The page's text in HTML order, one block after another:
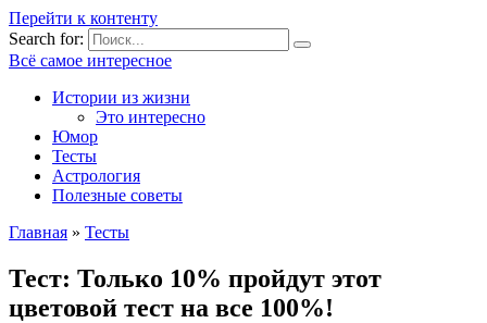
Перейти к контенту
Search for:
Всё самое интересное
Истории из жизни
Это интересно
Юмор
Тесты
Астрология
Полезные советы
Главная » Тесты
Тест: Только 10% пройдут этот
цветовой тест на все 100%!